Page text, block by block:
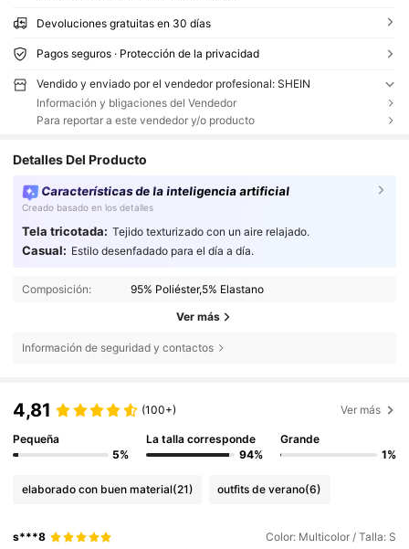
Devoluciones gratuitas en 30 días
Pagos seguros · Protección de la privacidad
Vendido y enviado por el vendedor profesional: SHEIN
Información y bligaciones del Vendedor
Para reportar a este vendedor y/o producto
Detalles Del Producto
Características de la inteligencia artificial
Creado basado en los detalles
Tela tricotada: Tejido texturizado con un aire relajado.
Casual: Estilo desenfadado para el día a día.
Composición: 95% Poliéster,5% Elastano
Ver más
Información de seguridad y contactos
4,81 (100+) Ver más
Pequeña
5%
La talla corresponde
94%
Grande
1%
elaborado con buen material(21) outfits de verano(6)
s***8 Color: Multicolor / Talla: S